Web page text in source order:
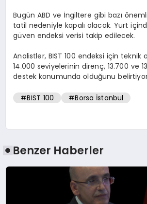
Bugün ABD ve İngiltere gibi bazı
tatil nedeniyle kapalı olacak. Yurt
güven endeksi verisi takip edilecek.
Analistler, BIST 100 endeksi için teknik
14.000 seviyelerinin direnç, 13.700 ve
destek konumunda olduğunu
#BIST 100 #Borsa İstanbul
Benzer Haberler